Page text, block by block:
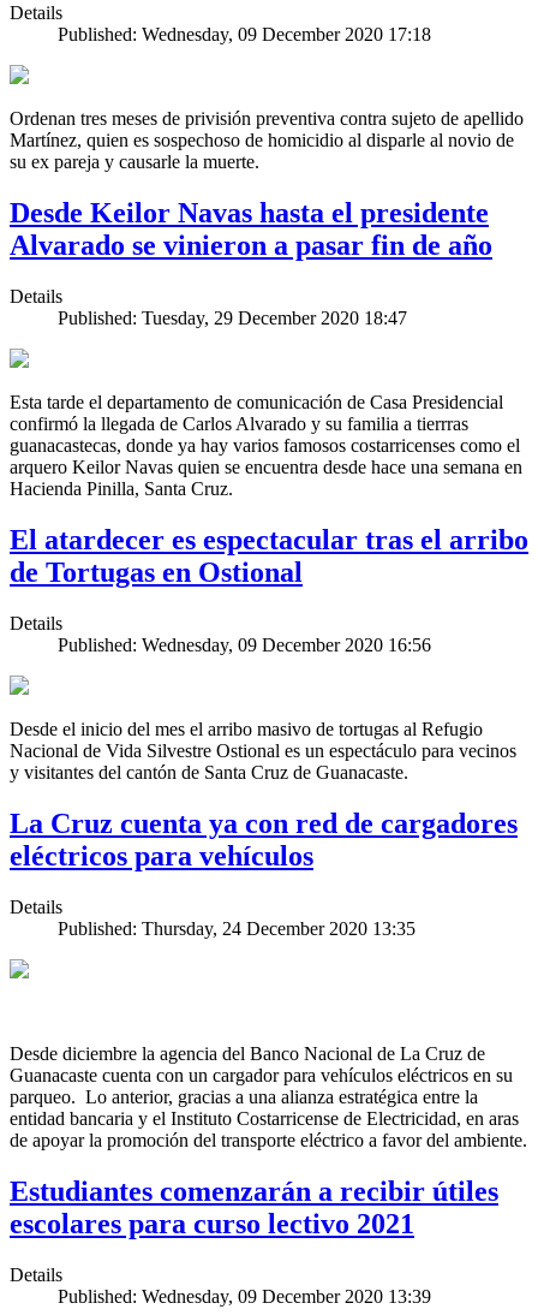
Details
Published: Wednesday, 09 December 2020 17:18
Ordenan tres meses de privisión preventiva contra sujeto de apellido
Martínez, quien es sospechoso de homicidio al disparle al novio de
su ex pareja y causarle la muerte.
Desde Keilor Navas hasta el presidente
Alvarado se vinieron a pasar fin de año
Details
Published: Tuesday, 29 December 2020 18:47
Esta tarde el departamento de comunicación de Casa Presidencial
confirmó la llegada de Carlos Alvarado y su familia a tierrras
guanacastecas, donde ya hay varios famosos costarricenses como el
arquero Keilor Navas quien se encuentra desde hace una semana en
Hacienda Pinilla, Santa Cruz.
El atardecer es espectacular tras el arribo
de Tortugas en Ostional
Details
Published: Wednesday, 09 December 2020 16:56
Desde el inicio del mes el arribo masivo de tortugas al Refugio
Nacional de Vida Silvestre Ostional es un espectáculo para vecinos
y visitantes del cantón de Santa Cruz de Guanacaste.
La Cruz cuenta ya con red de cargadores
eléctricos para vehículos
Details
Published: Thursday, 24 December 2020 13:35
Desde diciembre la agencia del Banco Nacional de La Cruz de
Guanacaste cuenta con un cargador para vehículos eléctricos en su
parqueo. Lo anterior, gracias a una alianza estratégica entre la
entidad bancaria y el Instituto Costarricense de Electricidad, en aras
de apoyar la promoción del transporte eléctrico a favor del ambiente.
Estudiantes comenzarán a recibir útiles
escolares para curso lectivo 2021
Details
Published: Wednesday, 09 December 2020 13:39